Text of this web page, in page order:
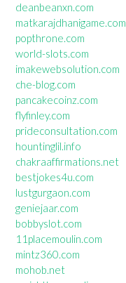
deanbeanxn.com
matkarajdhanigame.com
popthrone.com
world-slots.com
imakewebsolution.com
che-blog.com
pancakecoinz.com
flyfinley.com
prideconsultation.com
hountinglil.info
chakraaffirmations.net
bestjokes4u.com
lustgurgaon.com
geniejaar.com
bobbyslot.com
11placemoulin.com
mintz360.com
mohob.net